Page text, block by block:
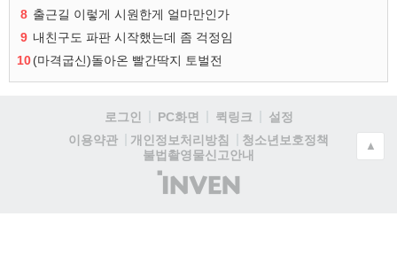
8 출근길 이렇게 시원한게 얼마만인가
9 내친구도 파판 시작했는데 좀 걱정임
10(마격굽신)돌아온 빨간딱지 토벌전
로그인 PC화면 퀵링크
설정
이용약관
개인정보처리방침
청소년보호정책
불법촬영물신고안내
(주)
인
▲